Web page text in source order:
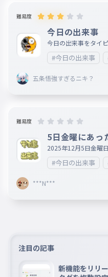
難易度
今日の出来事
今日の出来事をタイ
🙏 コメントもいいね
#今日の出来事
五条悟強すぎるニキ？
難易度
5日金曜にあっ
2025年12月5日金曜
#今日の出来事
***N***
注目の記事
新機能をリリ